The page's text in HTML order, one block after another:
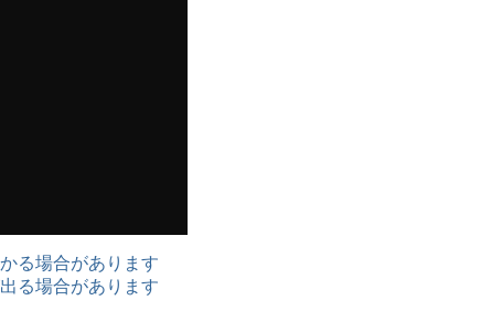
る場合があります
る場合があります